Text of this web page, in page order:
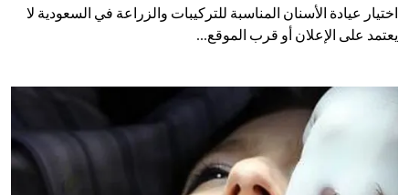
اختيار عيادة الأسنان المناسبة للتركيبات والزراعة في السعودية لا
يعتمد على الإعلان أو قرب الموقع...